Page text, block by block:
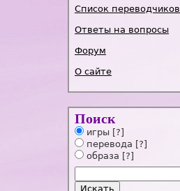
Список переводчиков
Ответы на вопросы
Форум
О сайте
Поиск
игры [?]
перевода [?]
образа [?]